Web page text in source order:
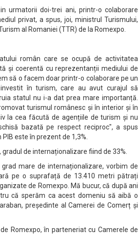
urmatorii doi-trei ani, printr-o colaborare
privat, a spus, joi, ministrul Turismului,
al Romaniei (TTR) de la Romexpo.
român care se ocupă de activitatea
și coerentă cu reprezentanții mediului de
să o facem doar printr-o colaborare pe un
în turism, care au avut curajul să
statul nu i-a dat prea mare importanță.
turismul românesc și în interior și în
la cea făcută de agențiile de turism și nu
bazată pe respect reciproc", a spus
este în prezent de 1,3%.
de internaționalizare fiind de 33%.
mare de internaționalizare, vorbim de
pe o suprafață de 13.410 metri pătrați
de Romexpo. Mă bucur, că după ani
că sperăm ca acest domeniu să aibă o
președinte al Camerei de Comerț și
Romexpo, în parteneriat cu Camerele de